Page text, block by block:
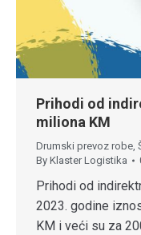
Prihodi od
miliona KM
Drumski prevoz robe
By Klaster Logistika
Prihodi od
2023. godine
KM i veći su za